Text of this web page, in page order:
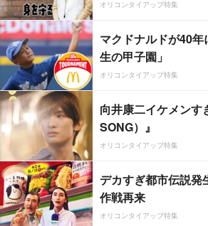
オリコンタイアップ特集
マクドナルドが40
生の甲子園」
オリコンタイアップ特集
向井康二イケメンす
SONG）』
オリコンタイアップ特集
デカすぎ都市伝説
作戦再来
オリコンタイアップ特集